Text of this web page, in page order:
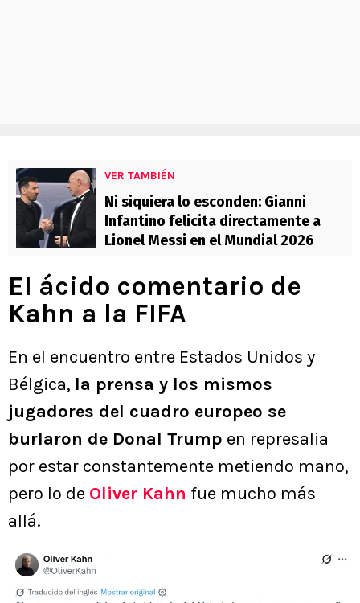
VER TAMBIÉN
Ni siquiera lo esconden: Gianni
Infantino felicita directamente a
Lionel Messi en el Mundial 2026
El ácido comentario de
Kahn a la FIFA
En el encuentro entre Estados Unidos y
Bélgica, la prensa y los mismos
jugadores del cuadro europeo se
burlaron de Donal Trump en represalia
por estar constantemente metiendo mano,
pero lo de Oliver Kahn fue mucho más
allá.